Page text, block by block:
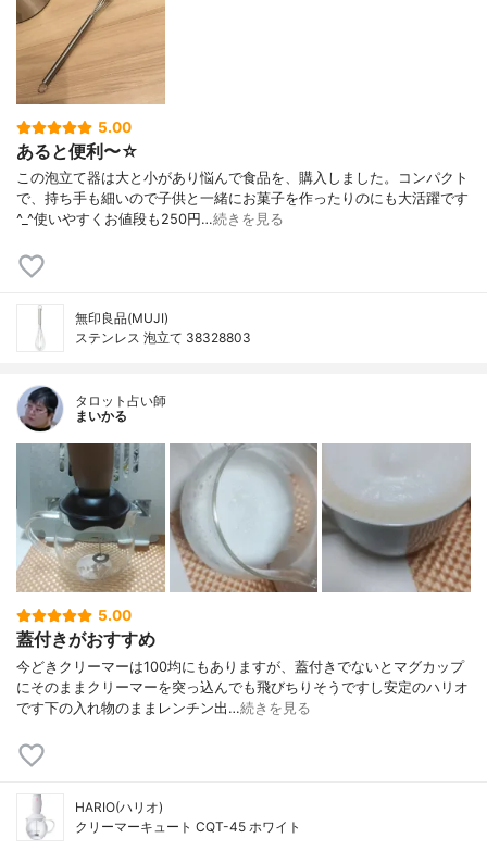
5.00
あると便利〜☆
この泡立て器は大と小があり悩んで食品を、購入しました。コンパクト
で、持ち手も細いので子供と一緒にお菓子を作ったりのにも大活躍です
^_^使いやすくお値段も250円…続きを見る
無印良品(MUJI)
ステンレス 泡立て 38328803
タロット占い師
まいかる
5.00
蓋付きがおすすめ
今どきクリーマーは100均にもありますが、蓋付きでないとマグカップ
にそのままクリーマーを突っ込んでも飛びちりそうですし安定のハリオ
です下の入れ物のままレンチン出…続きを見る
HARIO(ハリオ)
クリーマーキュート CQT-45 ホワイト